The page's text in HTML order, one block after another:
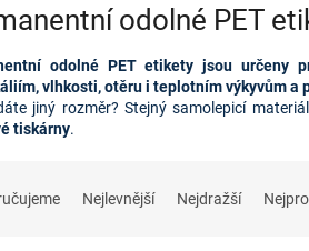
odolné PET
odolné PET etikety jsou určeny
vlhkosti, otěru i teplotním výkyvům a
jiný rozměr? Stejný samolepicí
tiskárny.
Nejlevnější Nejdražší